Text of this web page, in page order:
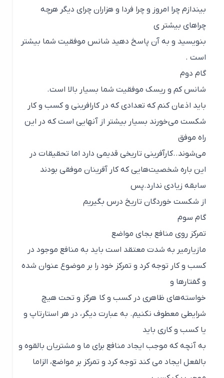
بیندازم چرا امروز و چرا فردا و هزاران چرای دیگر هرچه
چراهای بیشتر ی
بنویسید و به آن پاسخ دهید شانس موفقیت شما بیشتر
است .
گام دوم
شانس کم و ریسک موفقیت شما بسیار بالا است.
باید اذعان کنم که تعدادی که در کارافرینی و کسب و کار
شکست می‌خورند بسیار بیشتر از آنهایی است که در این
راه موفق
می‌شوند..کارآفرینی تاریخی قدیمی دارد اما تحقیقات در
این باره شخصیت‌هایی که کار آفرینان موفقی بودند
سابقه زیادی ندارد.پس
از شکست خوردگان تاریخ درس بگیریم
گام سوم
تمرکز روی منافع بجای مواضع
مازیارمیر به شدت معتقد است باید به منافع موجود در
کسب و کار توجه کرد و تمرکز خود را بر موضوع عنوان شده
و گفتارها و
خواسته‌های ظاهری در کسب و کا هرگز و تحت هیچ
شرایطی معطوف نکنیم. به عبارت دیگر، در هر استارتاپ و
یا کسب و کاری باید
به ‌آنچه که موجب ایجاد منافع برای ما و مشتریان بالقوه و
بالفعل ایجاد می کند توجه کرد و تمرکز بر مواضع، الزاما